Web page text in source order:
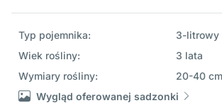
Typ pojemnika:
3-litrowy
Wiek rośliny:
3 lata
Wymiary rośliny:
20-40 cm
Wygląd oferowanej sadzonki